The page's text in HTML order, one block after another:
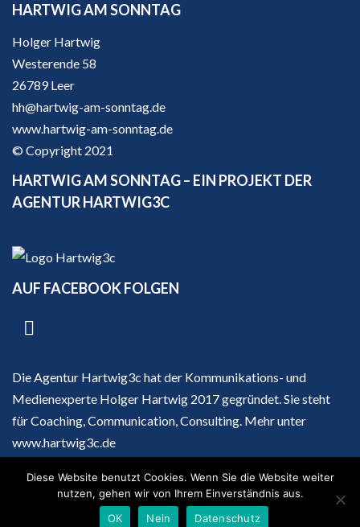
HARTWIG AM SONNTAG
Holger Hartwig
Westerende 58
26789 Leer
hh@hartwig-am-sonntag.de
www.hartwig-am-sonntag.de
© Copyright 2021
HARTWIG AM SONNTAG – EIN PROJEKT DER
AGENTUR HARTWIG3C
AUF FACEBOOK FOLGEN
Die Agentur Hartwig3c hat der Kommunikations- und
Medienexperte Holger Hartwig 2017 gegründet. Sie steht
für Coaching, Communication, Consulting. Mehr unter
www.hartwig3c.de
Datenschutz
Diese Website benutzt Cookies. Wenn Sie die Website weiter
nutzen, gehen wir von Ihrem Einverständnis aus.
OK
Nein Datenschutz